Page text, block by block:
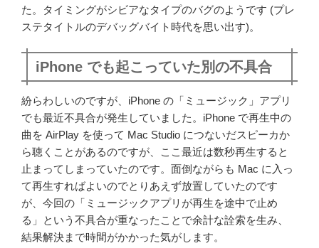
た。タイミングがシビアなタイプのバグのようです (プレ
ステタイトルのデバッグバイト時代を思い出す)。
iPhone でも起こっていた別の不具合
紛らわしいのですが、iPhone の「ミュージック」アプリ
でも最近不具合が発生していました。iPhone で再生中の
曲を AirPlay を使って Mac Studio につないだスピーカか
ら聴くことがあるのですが、ここ最近は数秒再生すると
止まってしまっていたのです。面倒ながらも Mac に入っ
て再生すればよいのでとりあえず放置していたのです
が、今回の「ミュージックアプリが再生を途中で止め
る」という不具合が重なったことで余計な詮索を生み、
結果解決まで時間がかかった気がします。